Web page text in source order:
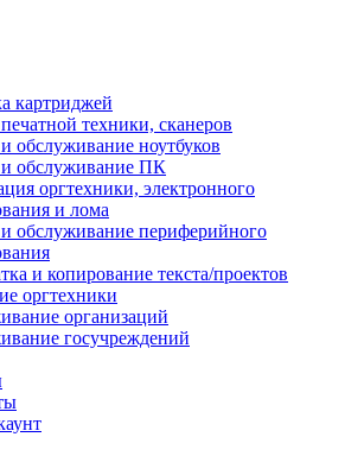
картриджей
техники, сканеров
обслуживание ноутбуков
обслуживание ПК
оргтехники, электронного
и лома
обслуживание периферийного
и копирование текста/проектов
оргтехники
организаций
госучреждений